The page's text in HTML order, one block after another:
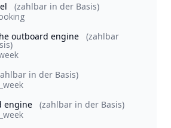
(zahlbar in der Basis)
outboard engine
(zahlbar
in der Basis)
engine
(zahlbar in der Basis)